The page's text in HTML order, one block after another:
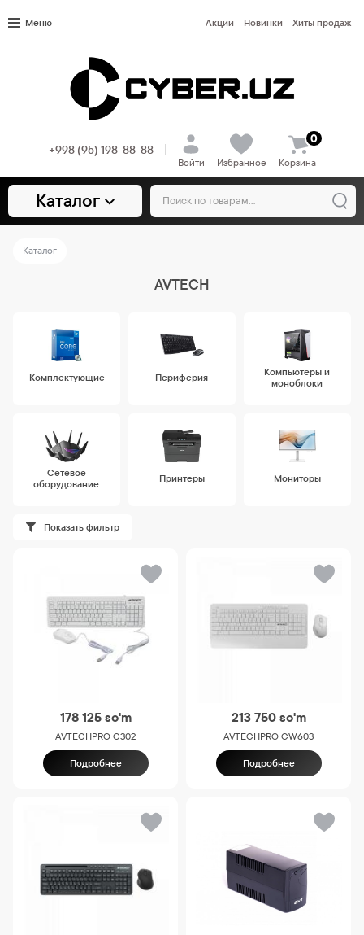
Меню Акции Новинки Хиты продаж
+998 (95) 198-88-88
Войти Избранное Корзина
0
Каталог
Каталог
AVTECH
Комплектующие Периферия
Компьютеры и
моноблоки
Сетевое
оборудование
Принтеры Мониторы
Показать фильтр
178 125 so'm
AVTECHPRO C302
Подробнее
213 750 so'm
AVTECHPRO CW603
Подробнее